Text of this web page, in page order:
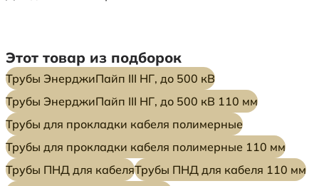
Этот товар из подборок
Трубы ЭнерджиПайп III НГ, до 500 кВ
Трубы ЭнерджиПайп III НГ, до 500 кВ 110 мм
Трубы для прокладки кабеля полимерные
Трубы для прокладки кабеля полимерные 110 мм
Трубы ПНД для кабеляТрубы ПНД для кабеля 110 мм